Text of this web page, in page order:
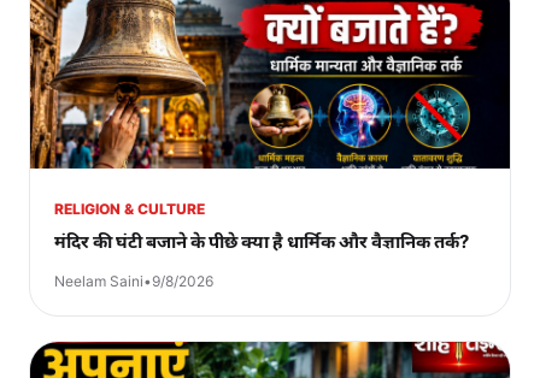
RELIGION & CULTURE
मंदिर की घंटी बजाने के पीछे क्या है धार्मिक और वैज्ञानिक तर्क?
Neelam Saini•9/8/2026